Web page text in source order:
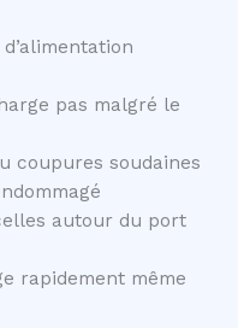
pas malgré le
coupures soudaines
autour du port
rapidement même